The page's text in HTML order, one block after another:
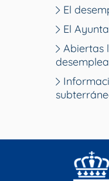
El
El
Abiertas